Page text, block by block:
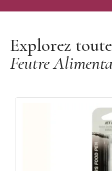
Explorez
Feutre